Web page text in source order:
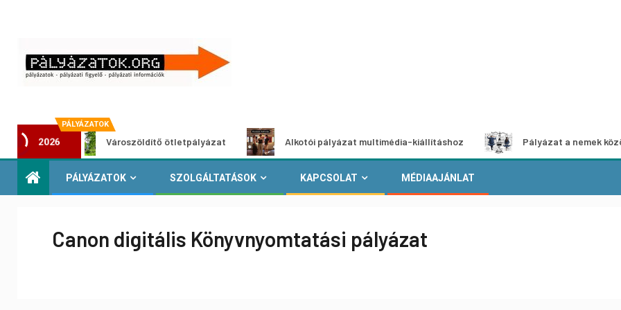
PÁLYÁZATOK
2026Városzöldítő ötletpályázat Alkotói pályázat multimédia-kiállításhoz Pályázat a nemek közötti
PÁLYÁZATOK SZOLGÁLTATÁSOK KAPCSOLAT MÉDIAAJÁNLAT
Canon digitális Könyvnyomtatási pályázat